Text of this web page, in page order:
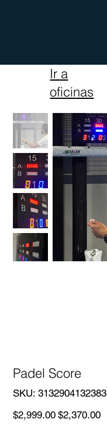
Ir a
oficinas
Padel Score
SKU: SKU
3132904132383
3132904132383
Precio
original
$2,999.00 Precio
de
$2,370.00